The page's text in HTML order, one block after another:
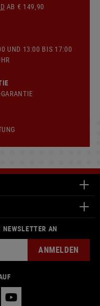
AB € 149,90
UND 13:00 BIS 17:00
AN
ANMELDEN